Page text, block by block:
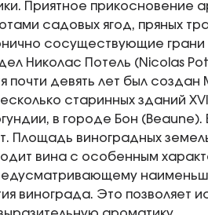
Приятное прикосновение
садовых ягод, пряных
сосуществующие грани
Николас Потель (Nicolas
почти девять лет был создан
старинных зданий
в городе Бон (Beaune).
Площадь виноградных
вина с особенным
винограда. Это позволяет